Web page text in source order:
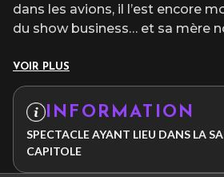
dans les avions, il l’est encore
du show business… et sa mère
VOIR PLUS
INFORMATION
SPECTACLE AYANT LIEU DANS LA
CAPITOLE